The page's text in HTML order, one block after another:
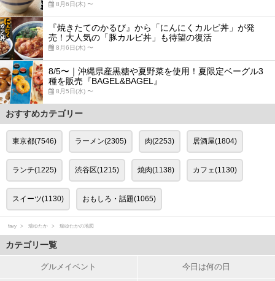
8月6日(木) 〜
『焼きたてのかるび』から「にんにくカルビ丼」が発
売！大人気の「豚カルビ丼」も待望の復活
8月6日(木) 〜
8/5〜｜沖縄県産黒糖や夏野菜を使用！夏限定ベーグル3
種を販売『BAGEL&BAGEL』
8月5日(水) 〜
おすすめカテゴリー
東京都(7546) ラーメン(2305) 肉(2253) 居酒屋(1804)
ランチ(1225) 渋谷区(1215) 焼肉(1138) カフェ(1130)
スイーツ(1130) おもしろ・話題(1065)
favy 瑞ゆたか 瑞ゆたかの地図
カテゴリ一覧
グルメイベント 今日は何の日